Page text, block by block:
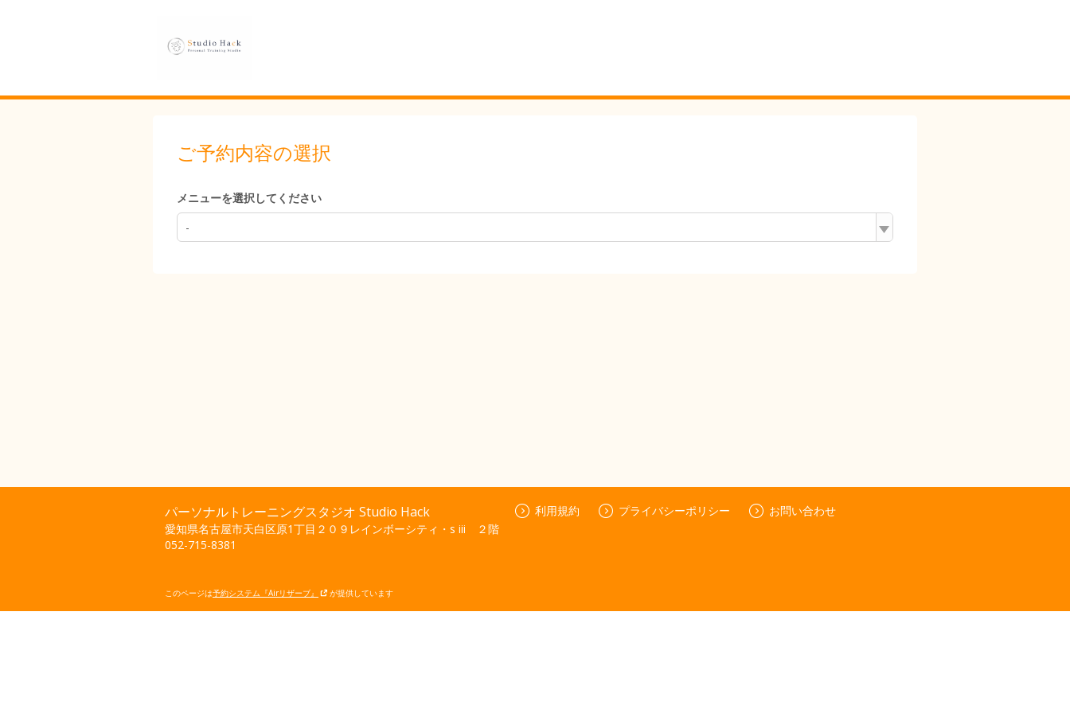
ご予約内容の選択
メニューを選択してください
-
パーソナルトレーニングスタジオ Studio Hack
愛知県名古屋市天白区原1丁目２０９レインボーシティ・s iii ２階
052-715-8381
利用規約 プライバシーポリシー お問い合わせ
このページは予約システム『Airリザーブ』 が提供しています